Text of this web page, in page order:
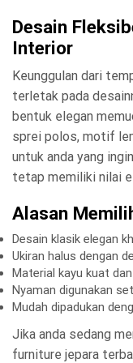
Desain
Interior
Keunggulan dari
terletak pada
bentuk elegan
sprei polos, motif
untuk anda yang
tetap memiliki nilai
Alasan
Desain klasik elegan
Ukiran halus dengan
Material kayu kuat
Nyaman digunakan
Mudah dipadukan
Jika anda sedang
furniture jepara